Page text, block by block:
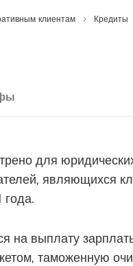
клиентам Кредиты
для
являющихся
года.
на выплату
таможенную